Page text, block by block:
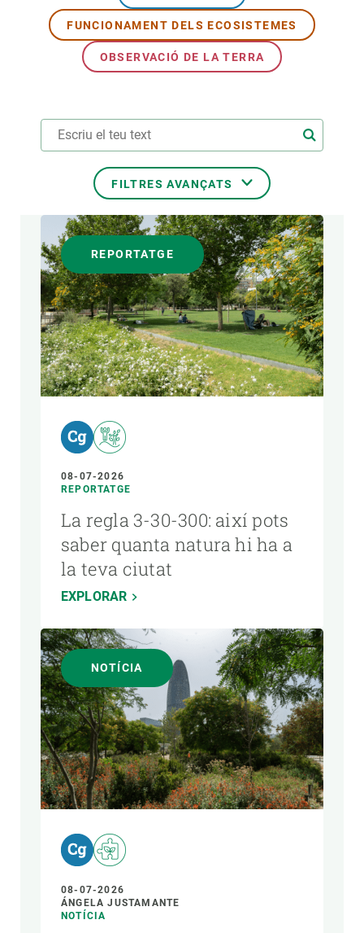
FUNCIONAMENT DELS ECOSISTEMES
OBSERVACIÓ DE LA TERRA
FILTRES AVANÇATS
ÀREES DE RECERCA
TEMES TRANSVERSALS
FORMAT
REPORTATGE
08-07-2026
REPORTATGE
La regla 3-30-300: així pots
saber quanta natura hi ha a
la teva ciutat
EXPLORAR
NOTÍCIA
08-07-2026
ÁNGELA JUSTAMANTE
NOTÍCIA
PARTICIPA
NOTÍCIES I AGENDA